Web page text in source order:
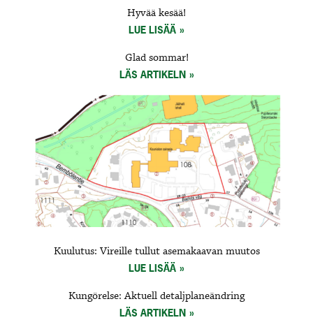
Hyvää kesää!
LUE LISÄÄ
Glad sommar!
LÄS ARTIKELN
Kuulutus: Vireille tullut asemakaavan muutos
LUE LISÄÄ
Kungörelse: Aktuell detaljplaneändring
LÄS ARTIKELN